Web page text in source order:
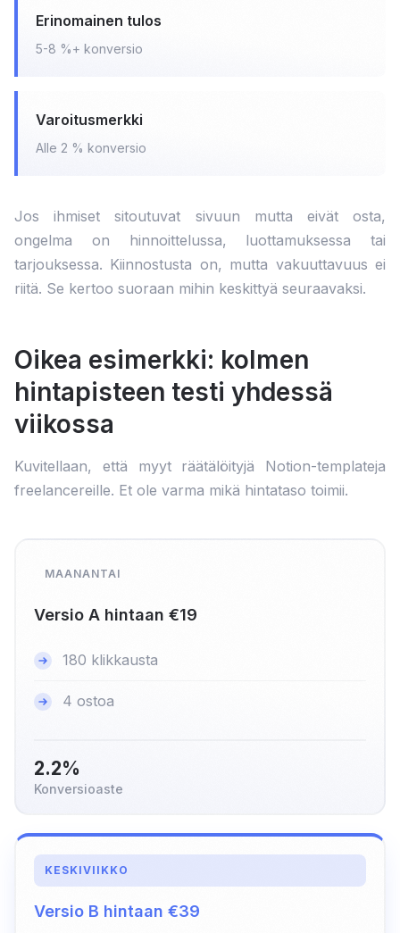
Erinomainen tulos
5-8 %+ konversio
Varoitusmerkki
Alle 2 % konversio
Jos ihmiset sitoutuvat sivuun mutta eivät osta,
ongelma on hinnoittelussa, luottamuksessa tai
tarjouksessa. Kiinnostusta on, mutta vakuuttavuus ei
riitä. Se kertoo suoraan mihin keskittyä seuraavaksi.
Oikea esimerkki: kolmen
hintapisteen testi yhdessä
viikossa
Kuvitellaan, että myyt räätälöityjä Notion-templateja
freelancereille. Et ole varma mikä hintataso toimii.
MAANANTAI
Versio A hintaan €19
180 klikkausta
4 ostoa
2.2%
Konversioaste
KESKIVIIKKO
Versio B hintaan €39